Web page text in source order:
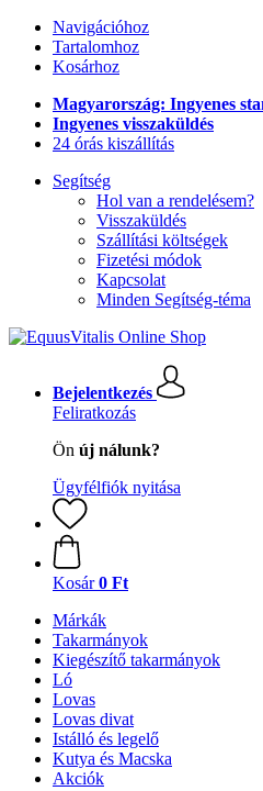
Navigációhoz
Tartalomhoz
Kosárhoz
Magyarország: Ingyenes
Ingyenes visszaküldés
24 órás kiszállítás
Segítség
Hol van a rendelésem?
Visszaküldés
Szállítási költségek
Fizetési módok
Kapcsolat
Minden Segítség-téma
Bejelentkezés
Feliratkozás
Ön új nálunk?
Ügyfélfiók nyitása
Kosár 0 Ft
Márkák
Takarmányok
Kiegészítő takarmányok
Ló
Lovas
Lovas divat
Istálló és legelő
Kutya és Macska
Akciók